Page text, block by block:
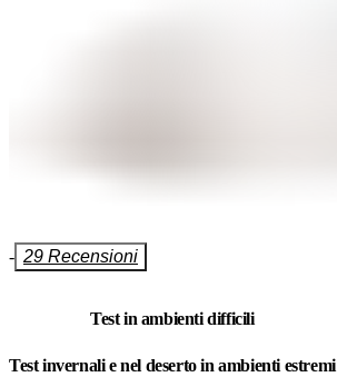
- 29 Recensioni
Test in ambienti difficili
Test invernali e nel deserto in ambienti estremi